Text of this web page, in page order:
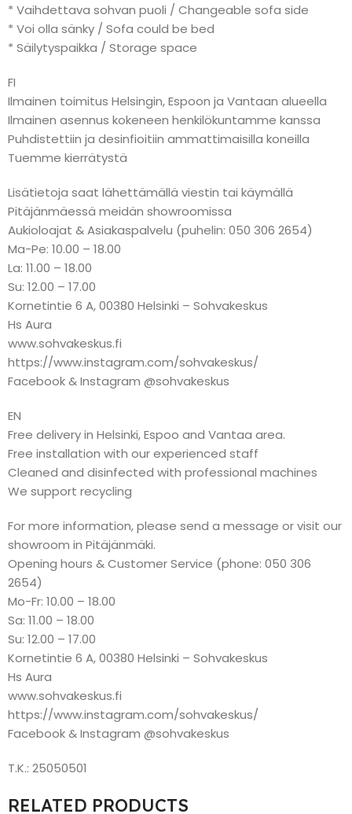
* Vaihdettava sohvan puoli / Changeable sofa side
* Voi olla sänky / Sofa could be bed
* Säilytyspaikka / Storage space
FI
Ilmainen toimitus Helsingin, Espoon ja Vantaan alueella
Ilmainen asennus kokeneen henkilökuntamme kanssa
Puhdistettiin ja desinfioitiin ammattimaisilla koneilla
Tuemme kierrätystä
Lisätietoja saat lähettämällä viestin tai käymällä
Pitäjänmäessä meidän showroomissa
Aukioloajat & Asiakaspalvelu (puhelin: 050 306 2654)
Ma-Pe: 10.00 – 18.00
La: 11.00 – 18.00
Su: 12.00 – 17.00
Kornetintie 6 A, 00380 Helsinki – Sohvakeskus
Hs Aura
www.sohvakeskus.fi
https://www.instagram.com/sohvakeskus/
Facebook & Instagram @sohvakeskus
EN
Free delivery in Helsinki, Espoo and Vantaa area.
Free installation with our experienced staff
Cleaned and disinfected with professional machines
We support recycling
For more information, please send a message or visit our
showroom in Pitäjänmäki.
Opening hours & Customer Service (phone: 050 306
2654)
Mo-Fr: 10.00 – 18.00
Sa: 11.00 – 18.00
Su: 12.00 – 17.00
Kornetintie 6 A, 00380 Helsinki – Sohvakeskus
Hs Aura
www.sohvakeskus.fi
https://www.instagram.com/sohvakeskus/
Facebook & Instagram @sohvakeskus
T.K.: 25050501
RELATED PRODUCTS